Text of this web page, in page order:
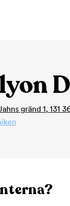
gränd 1, 131